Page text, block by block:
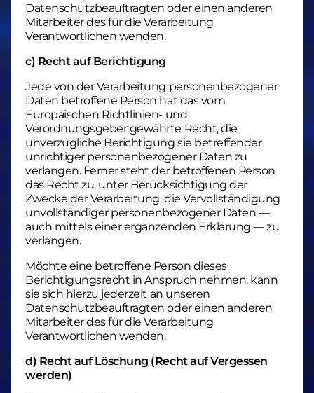
Datenschutzbeauftragten oder einen anderen
Mitarbeiter des für die Verarbeitung
Verantwortlichen wenden.
c) Recht auf Berichtigung
Jede von der Verarbeitung personenbezogener
Daten betroffene Person hat das vom
Europäischen Richtlinien- und
Verordnungsgeber gewährte Recht, die
unverzügliche Berichtigung sie betreffender
unrichtiger personenbezogener Daten zu
verlangen. Ferner steht der betroffenen Person
das Recht zu, unter Berücksichtigung der
Zwecke der Verarbeitung, die Vervollständigung
unvollständiger personenbezogener Daten —
auch mittels einer ergänzenden Erklärung — zu
verlangen.
Möchte eine betroffene Person dieses
Berichtigungsrecht in Anspruch nehmen, kann
sie sich hierzu jederzeit an unseren
Datenschutzbeauftragten oder einen anderen
Mitarbeiter des für die Verarbeitung
Verantwortlichen wenden.
d) Recht auf Löschung (Recht auf Vergessen
werden)